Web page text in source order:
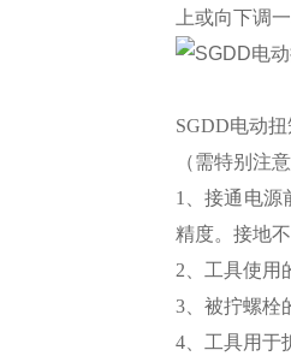
上或向下调
SGDD电动
（需特别注
1、接通电源
精度。接地
2、工具使用
3、被拧螺栓
4、工具用于